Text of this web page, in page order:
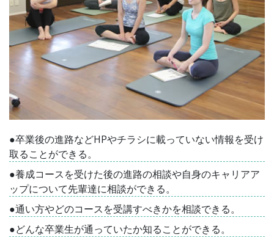
●卒業後の進路などHPやチラシに載っていない情報を受け
取ることができる。
●養成コースを受けた後の進路の相談や自身のキャリアア
ップについて先輩達に相談ができる。
●通い方やどのコースを受講すべきかを相談できる。
●どんな卒業生が通っていたか知ることができる。